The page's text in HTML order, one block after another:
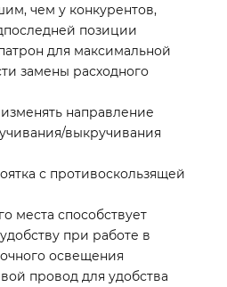
чем у конкурентов,
позиции
для максимальной
замены расходного
направление
выкручивания
с противоскользящей
места способствует
при работе в
освещения
провод для удобства